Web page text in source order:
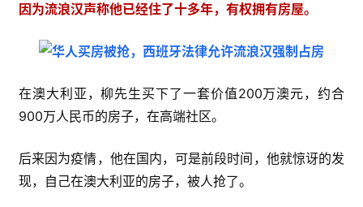
因为流浪汉声称他已经住了十多年，有权拥有房屋。
在澳大利亚，柳先生买下了一套价值200万澳元，约合
900万人民币的房子，在高端社区。
后来因为疫情，他在国内，可是前段时间，他就惊讶的发
现，自己在澳大利亚的房子，被人抢了。